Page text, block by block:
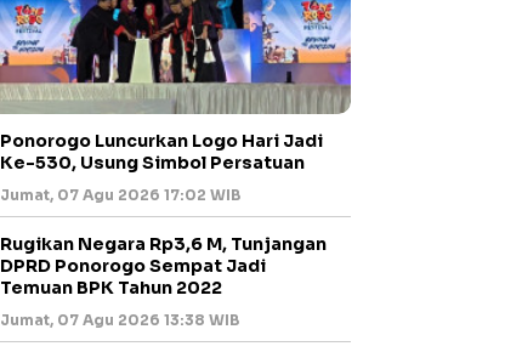
Ponorogo Luncurkan Logo Hari Jadi
Ke-530, Usung Simbol Persatuan
Jumat, 07 Agu 2026 17:02 WIB
Rugikan Negara Rp3,6 M, Tunjangan
DPRD Ponorogo Sempat Jadi
Temuan BPK Tahun 2022
Jumat, 07 Agu 2026 13:38 WIB